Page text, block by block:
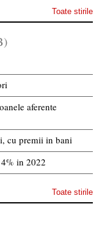
Toate stirile
aferente
cu premii in bani
in 2022
Toate stirile